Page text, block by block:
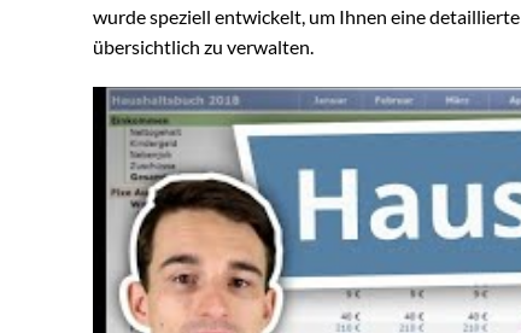
wurde speziell entwickelt, um Ihnen eine detaillierte
übersichtlich zu verwalten.